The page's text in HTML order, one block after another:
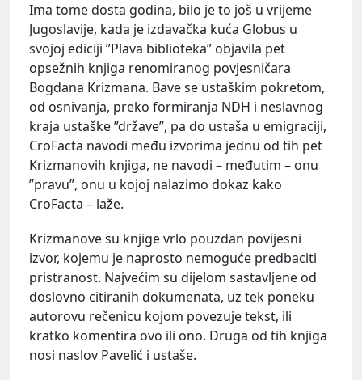
Ima tome dosta godina, bilo je to još u vrijeme
Jugoslavije, kada je izdavačka kuća Globus u
svojoj ediciji ”Plava biblioteka” objavila pet
opsežnih knjiga renomiranog povjesničara
Bogdana Krizmana. Bave se ustaškim pokretom,
od osnivanja, preko formiranja NDH i neslavnog
kraja ustaške ”države”, pa do ustaša u emigraciji,
CroFacta navodi među izvorima jednu od tih pet
Krizmanovih knjiga, ne navodi – međutim – onu
”pravu”, onu u kojoj nalazimo dokaz kako
CroFacta – laže.
Krizmanove su knjige vrlo pouzdan povijesni
izvor, kojemu je naprosto nemoguće predbaciti
pristranost. Najvećim su dijelom sastavljene od
doslovno citiranih dokumenata, uz tek poneku
autorovu rečenicu kojom povezuje tekst, ili
kratko komentira ovo ili ono. Druga od tih knjiga
nosi naslov Pavelić i ustaše.